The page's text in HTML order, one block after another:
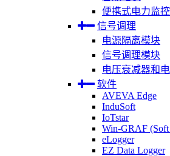
便携式电力监
信号调理
电源隔离模块
信号调理模块
电压衰减器和
软件
AVEVA Edge
InduSoft
IoTstar
Win-GRAF
eLogger
EZ Data Logger